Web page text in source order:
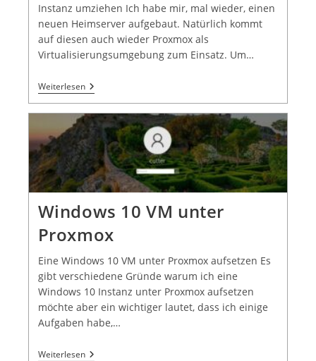
Instanz umziehen Ich habe mir, mal wieder, einen
neuen Heimserver aufgebaut. Natürlich kommt
auf diesen auch wieder Proxmox als
Virtualisierungsumgebung zum Einsatz. Um…
Weiterlesen
Windows 10 VM unter
Proxmox
Eine Windows 10 VM unter Proxmox aufsetzen Es
gibt verschiedene Gründe warum ich eine
Windows 10 Instanz unter Proxmox aufsetzen
möchte aber ein wichtiger lautet, dass ich einige
Aufgaben habe,…
Weiterlesen